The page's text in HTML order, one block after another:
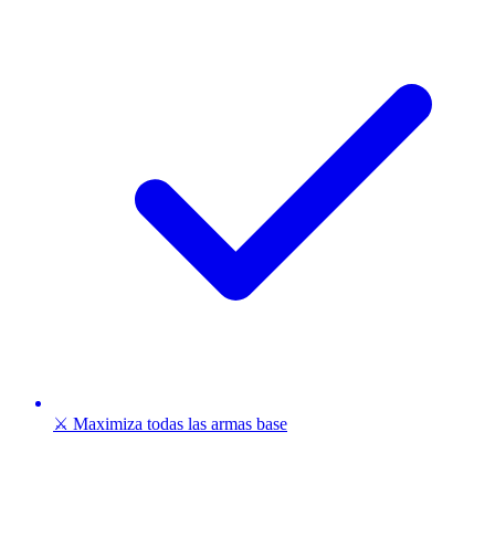
⚔️ Maximiza todas las armas base